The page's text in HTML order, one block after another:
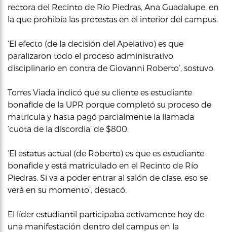
rectora del Recinto de Río Piedras, Ana Guadalupe, en
la que prohibía las protestas en el interior del campus.
‘El efecto (de la decisión del Apelativo) es que
paralizaron todo el proceso administrativo
disciplinario en contra de Giovanni Roberto’, sostuvo.
Torres Viada indicó que su cliente es estudiante
bonafide de la UPR porque completó su proceso de
matrícula y hasta pagó parcialmente la llamada
‘cuota de la discordia’ de $800.
‘El estatus actual (de Roberto) es que es estudiante
bonafide y está matriculado en el Recinto de Río
Piedras. Si va a poder entrar al salón de clase, eso se
verá en su momento’, destacó.
El líder estudiantil participaba activamente hoy de
una manifestación dentro del campus en la